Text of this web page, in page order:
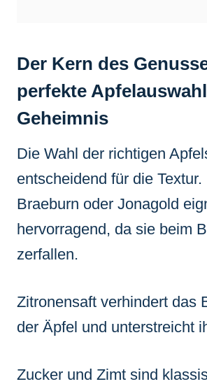
Der Kern des
perfekte
Geheimnis
Die Wahl der richtigen
entscheidend für die Textur.
Braeburn oder Jonagold
hervorragend, da sie beim
zerfallen.
Zitronensaft verhindert das
der Äpfel und unterstreicht
Zucker und Zimt sind